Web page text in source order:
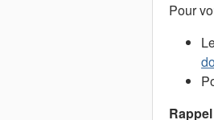
Pour